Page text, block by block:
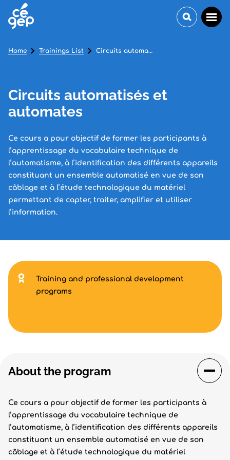
Circuits automatisés et
automates
Ce cours a pour objectif de former les participants à
l’apprentissage du vocabulaire technique de
l’automatisme, à l’identification des différents appareils
constituant un ensemble automatisé en vue de son
câblage et à l’étude technologique du matériel
permettant de capter, traiter, amplifier et utiliser
l’information.
Home Trainings List Circuits automatisés et automates
About the program
Ce cours a pour objectif de former les participants à
l’apprentissage du vocabulaire technique de
l’automatisme, à l’identification des différents appareils
constituant un ensemble automatisé en vue de son
câblage et à l’étude technologique du matériel
Training and professional development
programs